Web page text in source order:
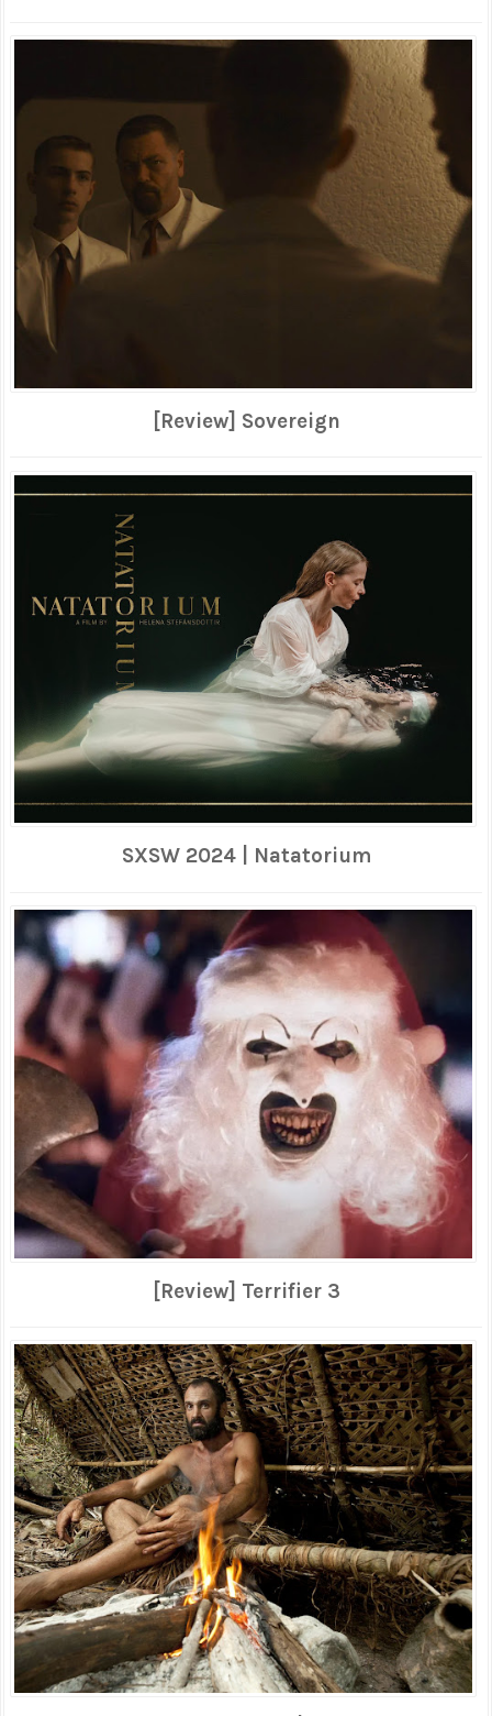
[Review] Sovereign
SXSW 2024 | Natatorium
[Review] Terrifier 3